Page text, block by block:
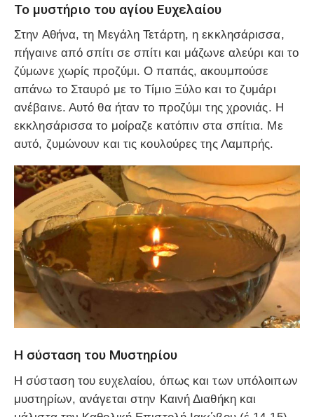
Το μυστήριο του αγίου Ευχελαίου
Στην Αθήνα, τη Μεγάλη Τετάρτη, η εκκλησάρισσα,
πήγαινε από σπίτι σε σπίτι και μάζωνε αλεύρι και το
ζύμωνε χωρίς προζύμι. Ο παπάς, ακουμπούσε
απάνω το Σταυρό με το Τίμιο Ξύλο και το ζυμάρι
ανέβαινε. Αυτό θα ήταν το προζύμι της χρονιάς. Η
εκκλησάρισσα το μοίραζε κατόπιν στα σπίτια. Με
αυτό, ζυμώνουν και τις κουλούρες της Λαμπρής.
Η σύσταση του Μυστηρίου
Η σύσταση του ευχελαίου, όπως και των υπόλοιπων
μυστηρίων, ανάγεται στην Καινή Διαθήκη και